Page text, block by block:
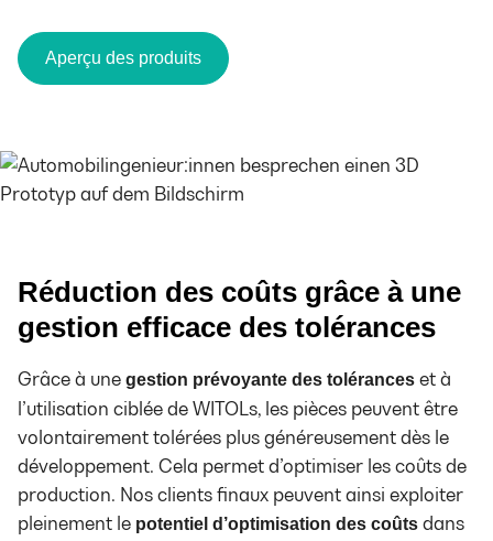
Aperçu des produits
Réduction des coûts grâce à une
gestion efficace des tolérances
Grâce à une gestion prévoyante des tolérances et à
l’utilisation ciblée de WITOLs, les pièces peuvent être
volontairement tolérées plus généreusement dès le
développement. Cela permet d’optimiser les coûts de
production. Nos clients finaux peuvent ainsi exploiter
pleinement le potentiel d’optimisation des coûts dans